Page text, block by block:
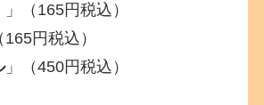
」（165円税込）
円税込）
」（450円税込）